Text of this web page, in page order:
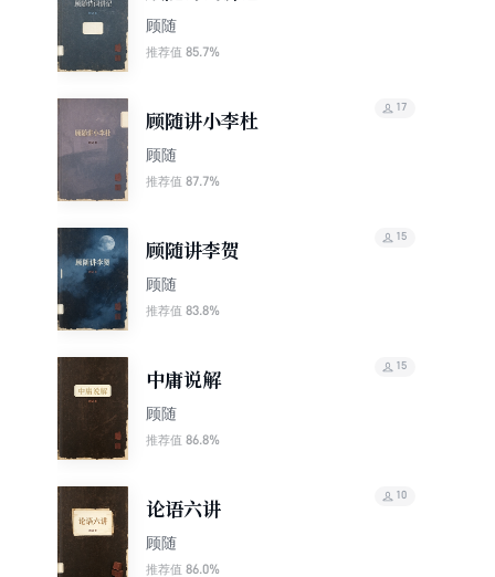
顾随
推荐值 85.7%
顾随讲小李杜
顾随
推荐值 87.7%
17
顾随讲李贺
顾随
推荐值 83.8%
15
中庸说解
顾随
推荐值 86.8%
15
论语六讲
顾随
推荐值 86.0%
10